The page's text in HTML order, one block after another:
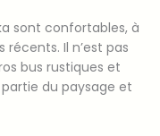
sont confortables, à
Il n’est pas
bus rustiques et
du paysage et